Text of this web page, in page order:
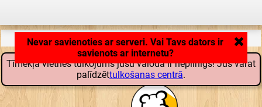
Lietojumprogramma lādējas ... ...
Tīmekļa vietnes tulkojums jūsu valodā ir nepilnīgs! Jūs varat
palīdzēttulkošanas centrā.